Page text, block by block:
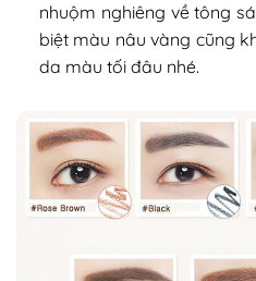
nhuộm nghiêng về tông
biệt màu nâu vàng cũng
da màu tối đâu nhé.